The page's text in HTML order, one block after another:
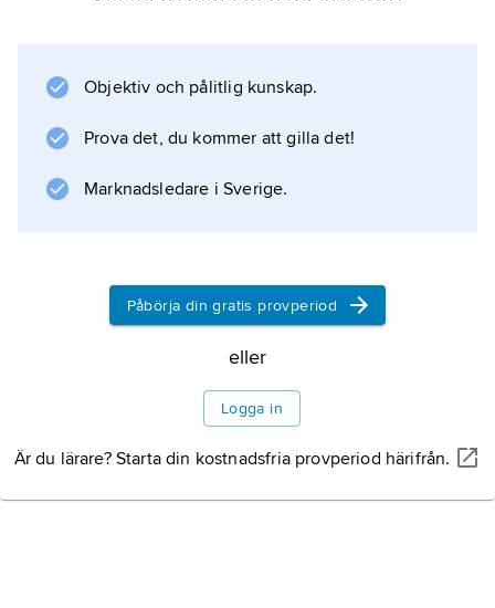
han nådde internationell uppmärksamhet, och
Mathematica (därefter utgiven i Leipzig).
Eneström gjorde även statistiska
undersökningar om studier och examina vid
Litteraturanvisning
Information om artikeln
Objektiv och pålitlig kunskap.
Prova det, du kommer att gilla det!
Marknadsledare i Sverige.
Påbörja din gratis provperiod
eller
Logga in
Är du lärare? Starta din kostnadsfria provperiod härifrån.